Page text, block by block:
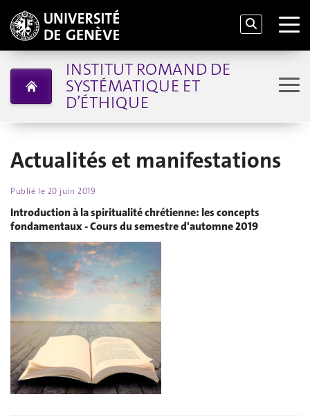
INSTITUT ROMAND DE
SYSTÉMATIQUE ET
D’ÉTHIQUE
Actualités et manifestations
Publié le 20 juin 2019
Introduction à la spiritualité chrétienne: les concepts
fondamentaux - Cours du semestre d'automne 2019